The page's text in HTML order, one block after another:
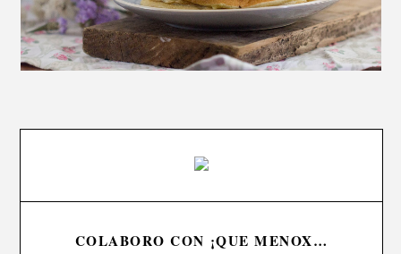
COLABORO CON ¡QUE MENOX…